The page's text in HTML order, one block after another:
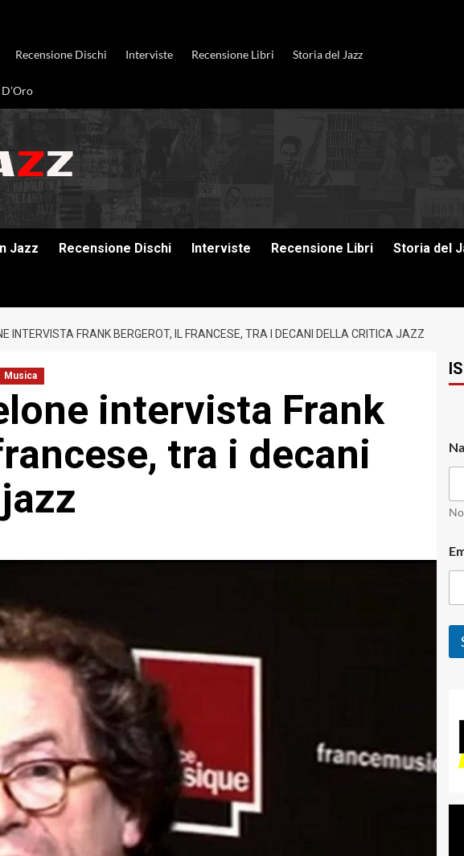
Recensione Dischi Interviste Recensione Libri Storia del Jazz
Jazz Recensione Dischi Interviste Recensione Libri Storia del
INTERVISTA FRANK BERGEROT, IL FRANCESE, TRA I DECANI DELLA CRITICA JAZZ
Musica
intervista Frank
tra i decani
*
E
a
i